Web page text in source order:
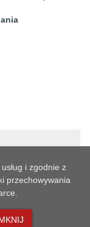
i zgodnie z
przechowywania